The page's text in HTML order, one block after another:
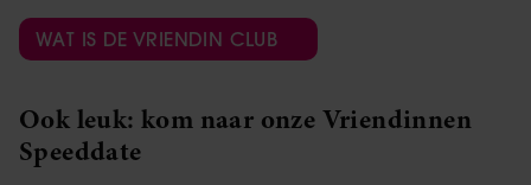
WAT IS DE VRIENDIN CLUB
Ook leuk: kom naar onze Vriendinnen
Speeddate